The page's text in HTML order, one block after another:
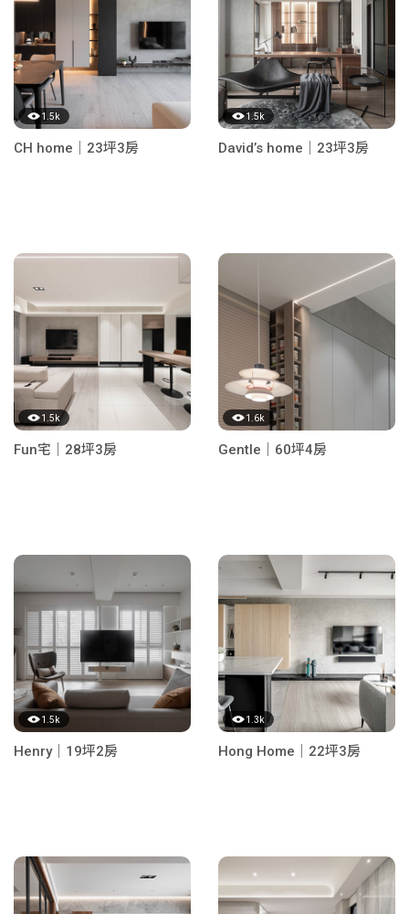
1.5k
CH home｜23坪3房
1.5k
David’s home｜23坪3房
1.5k
Fun宅｜28坪3房
1.6k
Gentle｜60坪4房
1.5k
Henry｜19坪2房
1.3k
Hong Home｜22坪3房